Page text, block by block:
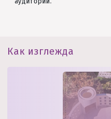
Как изглежда